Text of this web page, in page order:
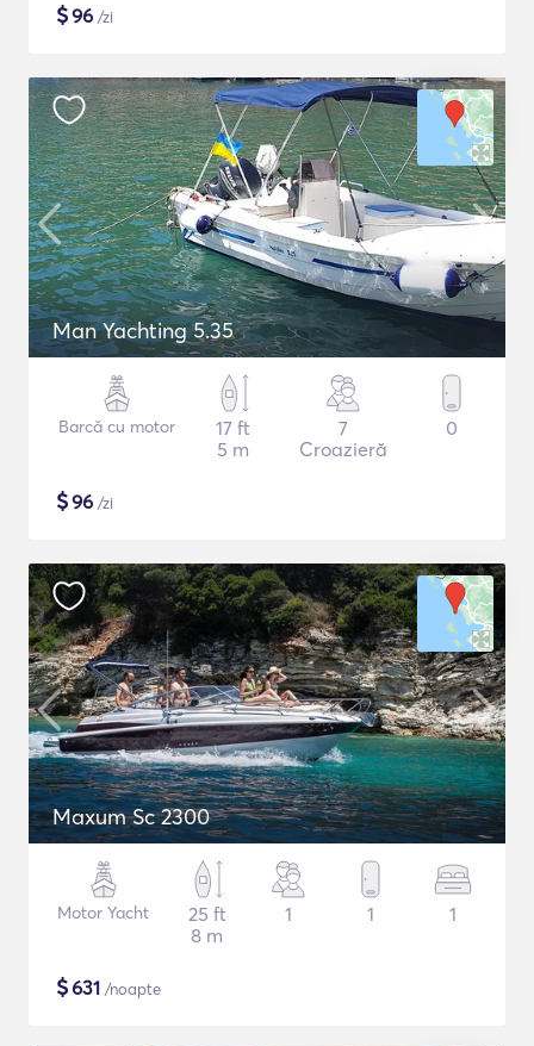
$96 /zi
Man Yachting 5.35
Barcă cu motor
17 ft
5 m
7
Croazieră
0
$96 /zi
Maxum Sc 2300
Motor Yacht
25 ft
8 m
1 1 1
$631 /noapte